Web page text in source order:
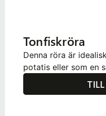
Tonfiskröra
Denna röra är
potatis eller som en
TILL